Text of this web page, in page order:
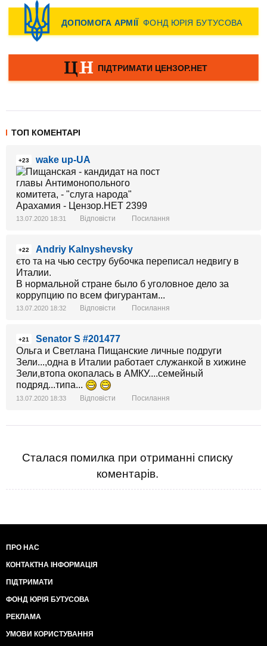
ТОП КОМЕНТАРІ
+23 wake up-UA
13.07.2020 18:31 Відповісти Посилання
+22
Andriy Kalnyshevsky
єто та на чью сестру бубочка переписал недвигу в
Италии.
В нормальной стране было б уголовное дело за
коррупцию по всем фигурантам...
13.07.2020 18:32 Відповісти Посилання
+21
Senator S #201477
Ольга и Светлана Пищанские личные подруги
Зели...,одна в Италии работает служанкой в хижине
Зели,втопа окопалась в АМКУ....семейный
подряд...типа...
13.07.2020 18:33 Відповісти Посилання
Сталася помилка при отриманні списку
коментарів.
ПРО НАС
КОНТАКТНА ІНФОРМАЦІЯ
ПІДТРИМАТИ
ФОНД ЮРІЯ БУТУСОВА
РЕКЛАМА
УМОВИ КОРИСТУВАННЯ